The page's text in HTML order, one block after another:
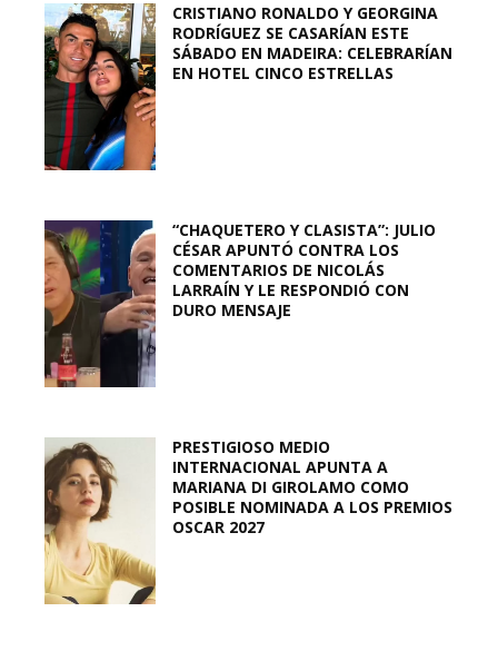
CRISTIANO RONALDO Y GEORGINA
RODRÍGUEZ SE CASARÍAN ESTE
SÁBADO EN MADEIRA: CELEBRARÍAN
EN HOTEL CINCO ESTRELLAS
“CHAQUETERO Y CLASISTA”: JULIO
CÉSAR APUNTÓ CONTRA LOS
COMENTARIOS DE NICOLÁS
LARRAÍN Y LE RESPONDIÓ CON
DURO MENSAJE
PRESTIGIOSO MEDIO
INTERNACIONAL APUNTA A
MARIANA DI GIROLAMO COMO
POSIBLE NOMINADA A LOS PREMIOS
OSCAR 2027